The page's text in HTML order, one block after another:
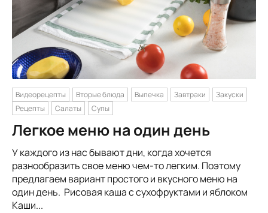
Видеорецепты Вторые блюда Выпечка Завтраки
Закуски
Рецепты
Салаты Супы
Легкое меню на один день
У каждого из нас бывают дни, когда хочется
разнообразить свое меню чем-то легким. Поэтому
предлагаем вариант простого и вкусного меню на
один день. Рисовая каша с сухофруктами и яблоком
Каши...